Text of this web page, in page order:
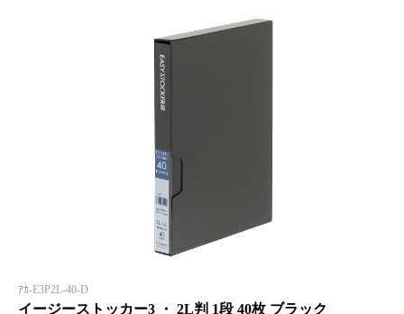
ｱｶ-E3P2L-40-D
イージーストッカー3 ・ 2L判 1段 40枚 ブラック